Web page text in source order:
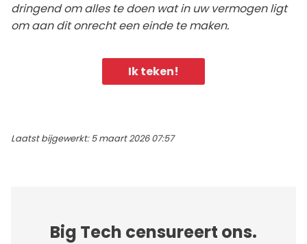
dringend om alles te doen wat in uw vermogen ligt
om aan dit onrecht een einde te maken.
Ik teken!
Laatst bijgewerkt: 5 maart 2026 07:57
Big Tech censureert ons.